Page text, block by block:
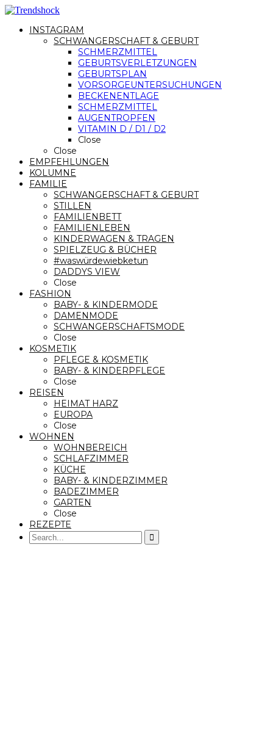
INSTAGRAM
SCHWANGERSCHAFT & GEBURT
SCHMERZMITTEL
GEBURTSVERLETZUNGEN
GEBURTSPLAN
VORSORGEUNTERSUCHUNGEN
BECKENENTLAGE
SCHMERZMITTEL
AUGENTROPFEN
VITAMIN D / D1 / D2
Close
Close
EMPFEHLUNGEN
KOLUMNE
FAMILIE
SCHWANGERSCHAFT & GEBURT
STILLEN
FAMILIENBETT
FAMILIENLEBEN
KINDERWAGEN & TRAGEN
SPIELZEUG & BÜCHER
#waswürdewiebketun
DADDYS VIEW
Close
FASHION
BABY- & KINDERMODE
DAMENMODE
SCHWANGERSCHAFTSMODE
Close
KOSMETIK
PFLEGE & KOSMETIK
BABY- & KINDERPFLEGE
Close
REISEN
HEIMAT HARZ
EUROPA
Close
WOHNEN
WOHNBEREICH
SCHLAFZIMMER
KÜCHE
BABY- & KINDERZIMMER
BADEZIMMER
GARTEN
Close
REZEPTE